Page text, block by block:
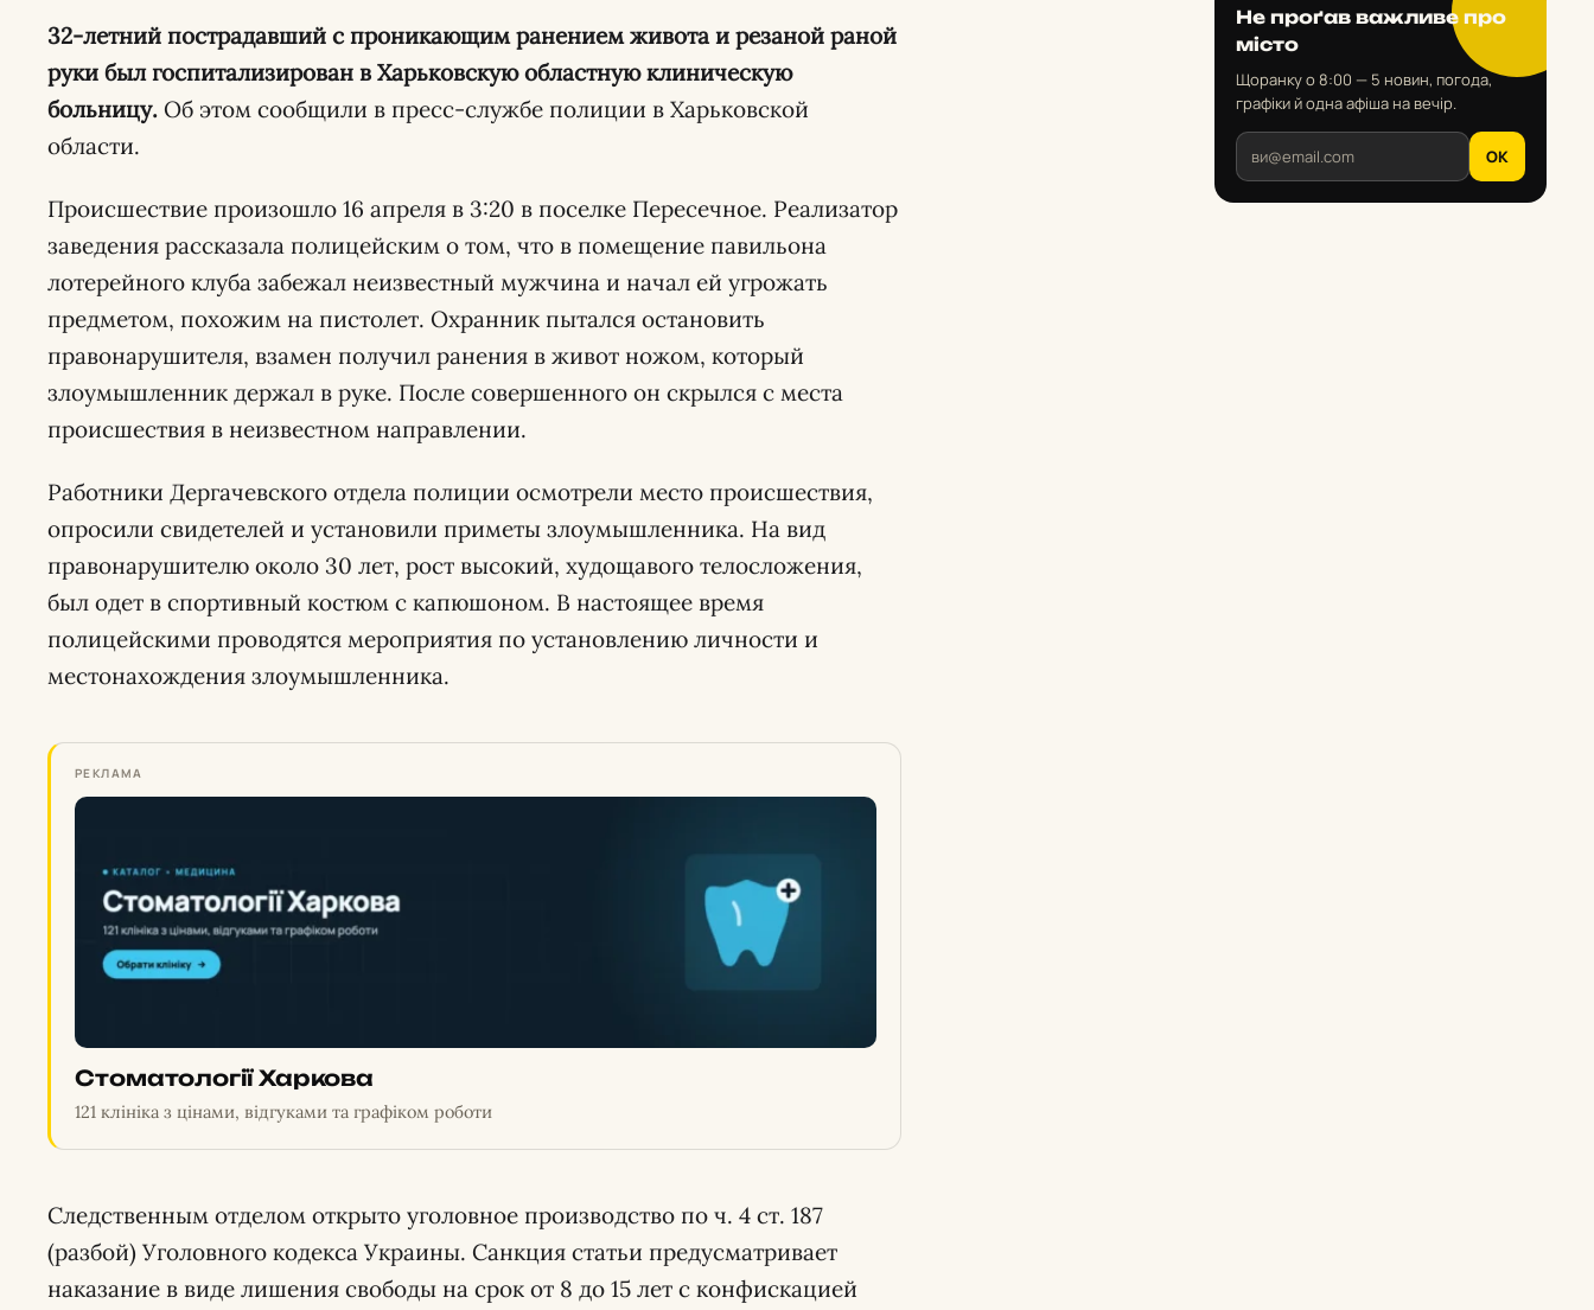
32-летний пострадавший с проникающим ранением живота и резаной раной
руки был госпитализирован в Харьковскую областную клиническую
больницу. Об этом сообщили в пресс-службе полиции в Харьковской
области.
Происшествие произошло 16 апреля в 3:20 в поселке Пересечное. Реализатор
заведения рассказала полицейским о том, что в помещение павильона
лотерейного клуба забежал неизвестный мужчина и начал ей угрожать
предметом, похожим на пистолет. Охранник пытался остановить
правонарушителя, взамен получил ранения в живот ножом, который
злоумышленник держал в руке. После совершенного он скрылся с места
происшествия в неизвестном направлении.
Работники Дергачевского отдела полиции осмотрели место происшествия,
опросили свидетелей и установили приметы злоумышленника. На вид
правонарушителю около 30 лет, рост высокий, худощавого телосложения,
был одет в спортивный костюм с капюшоном. В настоящее время
полицейскими проводятся мероприятия по установлению личности и
местонахождения злоумышленника.
РЕКЛАМА
Стоматології Харкова
121 клініка з цінами, відгуками та графіком роботи
Следственным отделом открыто уголовное производство по ч. 4 ст. 187
(разбой) Уголовного кодекса Украины. Санкция статьи предусматривает
наказание в виде лишения свободы на срок от 8 до 15 лет с конфискацией
Не проґав важливе про
місто
Щоранку о 8:00 — 5 новин, погода,
графіки й одна афіша на вечір.
OK